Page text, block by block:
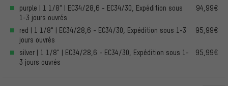
purple | 1 1/8" | EC34/28,6 - EC34/30, Expédition sous
1-3 jours ouvrés
94,99€
red | 1 1/8" | EC34/28,6 - EC34/30, Expédition sous 1-3
jours ouvrés
95,99€
silver | 1 1/8" | EC34/28,6 - EC34/30, Expédition sous 1-
3 jours ouvrés
95,99€